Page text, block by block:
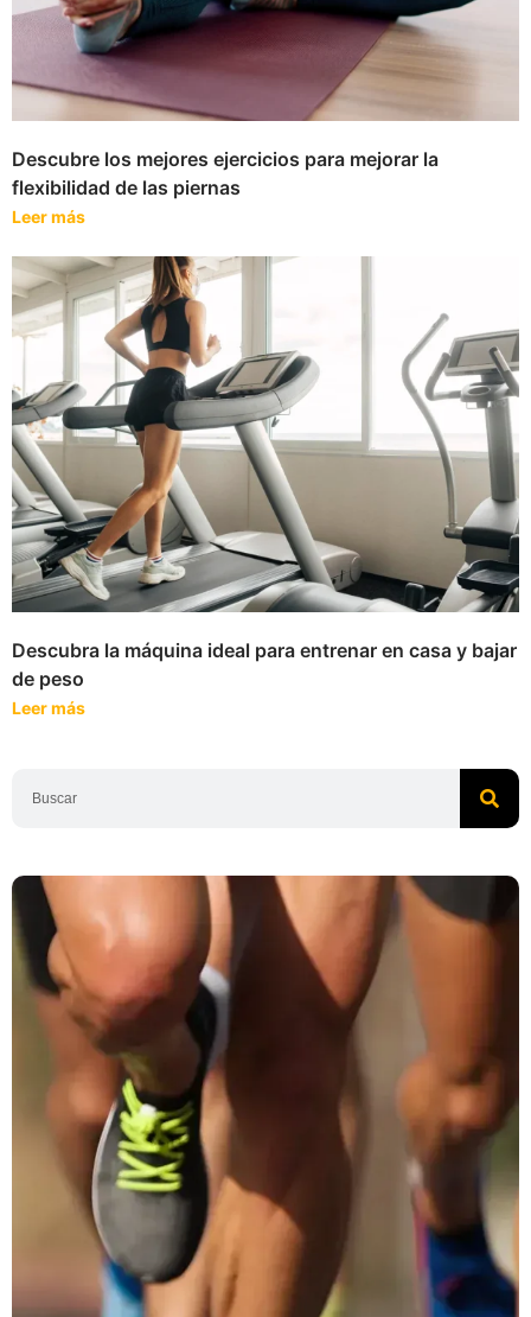
Descubre los mejores ejercicios para mejorar la
flexibilidad de las piernas
Leer más
Descubra la máquina ideal para entrenar en casa y bajar
de peso
Leer más